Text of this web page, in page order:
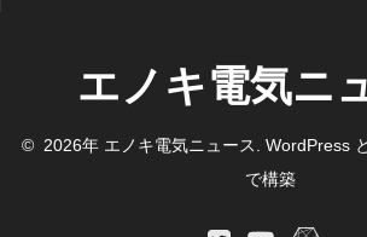
エノキ電気ニ
© 2026年 エノキ電気ニュース. WordPress と
で構築